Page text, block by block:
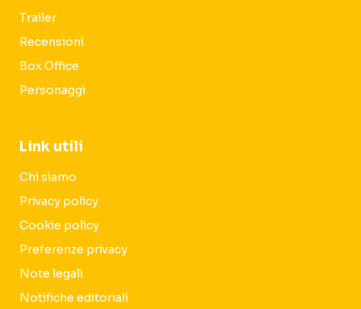
Trailer
Recensioni
Box Office
Personaggi
Link utili
Chi siamo
Privacy policy
Cookie policy
Preferenze privacy
Note legali
Notifiche editoriali